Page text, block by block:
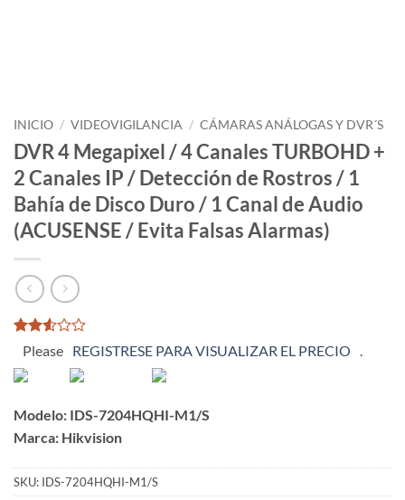
INICIO / VIDEOVIGILANCIA / CÁMARAS ANÁLOGAS Y DVR´S
DVR 4 Megapixel / 4 Canales TURBOHD +
2 Canales IP / Detección de Rostros / 1
Bahía de Disco Duro / 1 Canal de Audio
(ACUSENSE / Evita Falsas Alarmas)
Valorado
con
2.52
base
a
1785
valoraciones
clientes
Please REGISTRESE PARA VISUALIZAR EL PRECIO .
Modelo: IDS-7204HQHI-M1/S
Marca: Hikvision
SKU: IDS-7204HQHI-M1/S